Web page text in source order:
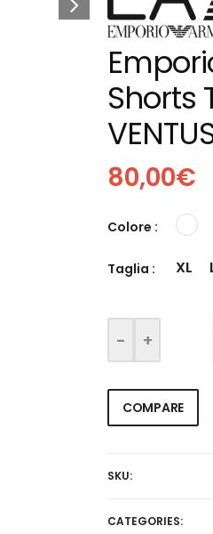
Shorts
80,00€
Colore :
Taglia : XL
COMPARE
SKU:
CATEGORIES: